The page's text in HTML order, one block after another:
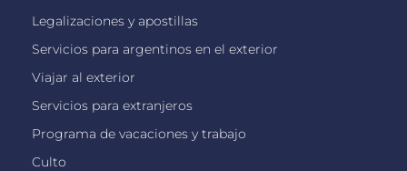
Legalizaciones y apostillas
Servicios para argentinos en el exterior
Viajar al exterior
Servicios para extranjeros
Programa de vacaciones y trabajo
Culto